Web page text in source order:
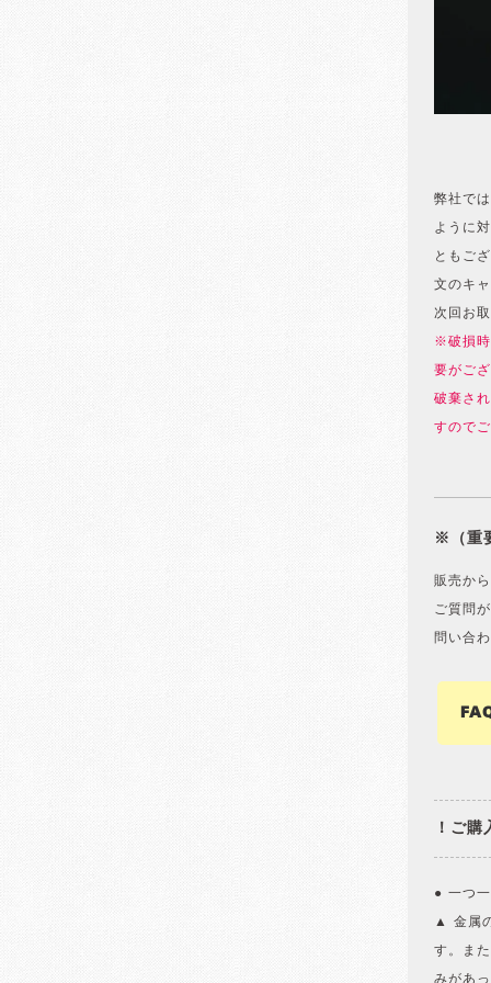
弊社で
ように
ともご
文のキ
次回お
※破損時
要がご
破棄さ
すので
※（重
販売か
ご質問
問い合
！ご
● 一つ
▲ 金属
す。ま
みがあ